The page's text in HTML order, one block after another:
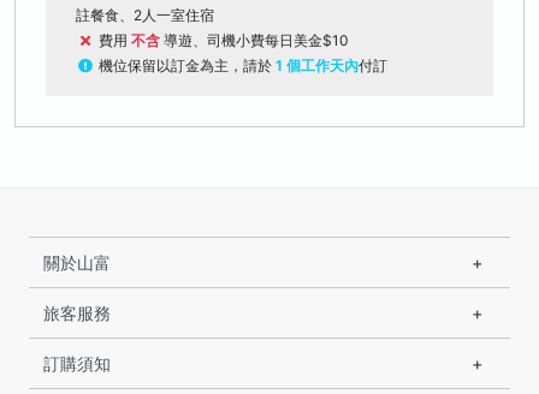
註餐食、2人一室住宿
費用 不含 導遊、司機小費每日美金$10
機位保留以訂金為主，請於 1 個工作天內付訂
關於山富
旅客服務
訂購須知